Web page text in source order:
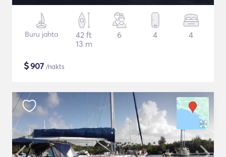
Buru jahta
42 ft
13 m
6 4 4
$907 /nakts